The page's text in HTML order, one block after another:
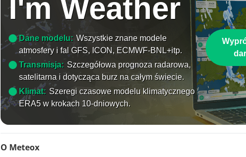
I'm Weather
Dane modelu: Wszystkie znane modele
atmosfery i fal GFS, ICON, ECMWF-BNL+itp.
Transmisja: Szczegółowa prognoza radarowa,
satelitarna i dotycząca burz na całym świecie.
Klimat: Szeregi czasowe modelu klimatycznego
ERA5 w krokach 10-dniowych.
O Meteox